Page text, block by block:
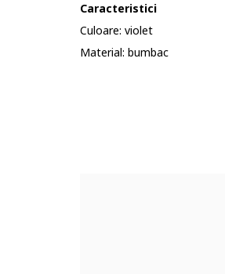
Caracteristici
Culoare: violet
Material: bumbac